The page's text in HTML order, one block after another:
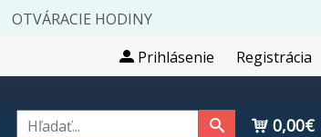
OTVÁRACIE HODINY
Prihlásenie
Registrácia
0,00€